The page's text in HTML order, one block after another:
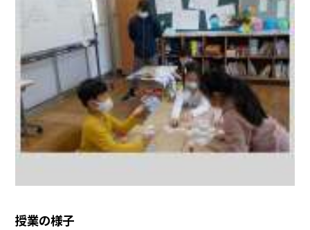
授業の様子